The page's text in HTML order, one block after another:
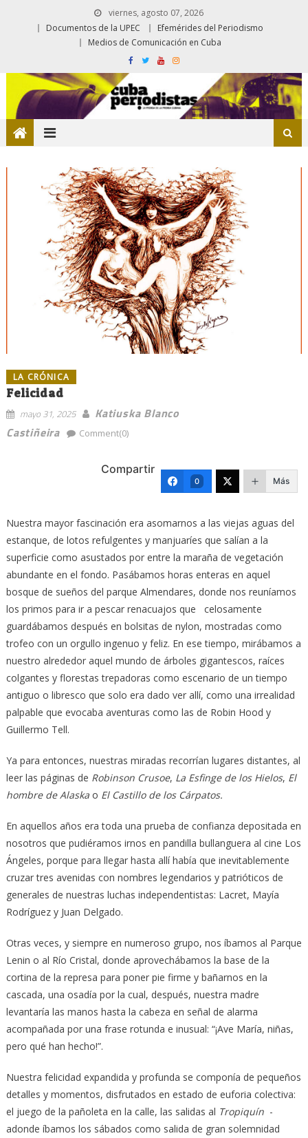
viernes, agosto 07, 2026
Documentos de la UPEC
Efemérides del Periodismo
Medios de Comunicación en Cuba
LA CRÓNICA
Felicidad
mayo 31, 2025
Katiuska Blanco
Castiñeira
Comment(0)
Compartir
0 Más
Nuestra mayor fascinación era asomarnos a las viejas aguas del
estanque, de lotos refulgentes y manjuaríes que salían a la
superficie como asustados por entre la maraña de vegetación
abundante en el fondo. Pasábamos horas enteras en aquel
bosque de sueños del parque Almendares, donde nos reuníamos
los primos para ir a pescar renacuajos que celosamente
guardábamos después en bolsitas de nylon, mostradas como
trofeo con un orgullo ingenuo y feliz. En ese tiempo, mirábamos a
nuestro alrededor aquel mundo de árboles gigantescos, raíces
colgantes y florestas trepadoras como escenario de un tiempo
antiguo o libresco que solo era dado ver allí, como una irrealidad
palpable que evocaba aventuras como las de Robin Hood y
Guillermo Tell.
Ya para entonces, nuestras miradas recorrían lugares distantes, al
leer las páginas de Robinson Crusoe, La Esfinge de los Hielos, El
hombre de Alaskao El Castillo de los Cárpatos.
En aquellos años era toda una prueba de confianza depositada en
nosotros que pudiéramos irnos en pandilla bullanguera al cine Los
Ángeles, porque para llegar hasta allí había que inevitablemente
cruzar tres avenidas con nombres legendarios y patrióticos de
generales de nuestras luchas independentistas: Lacret, Mayía
Rodríguez y Juan Delgado.
Otras veces, y siempre en numeroso grupo, nos íbamos al Parque
Lenin o al Río Cristal, donde aprovechábamos la base de la
cortina de la represa para poner pie firme y bañarnos en la
cascada, una osadía por la cual, después, nuestra madre
levantaría las manos hasta la cabeza en señal de alarma
acompañada por una frase rotunda e inusual: “¡Ave María, niñas,
pero qué han hecho!”.
Nuestra felicidad expandida y profunda se componía de pequeños
detalles y momentos, disfrutados en estado de euforia colectiva:
el juego de la pañoleta en la calle, las salidas al Tropiquín-
adonde íbamos los sábados como salida de gran solemnidad